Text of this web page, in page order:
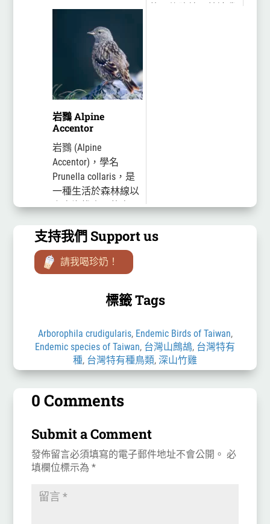
岩鷚 Alpine
Accentor
岩鷚 (Alpine
Accentor)，學名
Prunella collaris，是
一種生活於森林線以
上高海拔山區的鳥
陸，可分為九個亞
種，其中fennelli亞種
為僅分布於台灣的台
支持我們 Support us
請我喝珍奶！
標籤 Tags
Arborophila crudigularis, Endemic Birds of Taiwan,
Endemic species of Taiwan, 台灣山鷓鴣, 台灣特有
種, 台灣特有種鳥類, 深山竹雞
0 Comments
Submit a Comment
發佈留言必須填寫的電子郵件地址不會公開。 必
填欄位標示為*